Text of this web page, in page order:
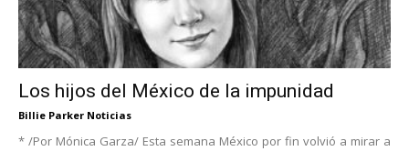
Los hijos del México de la impunidad
Billie Parker Noticias
* /Por Mónica Garza/ Esta semana México por fin volvió a mirar a